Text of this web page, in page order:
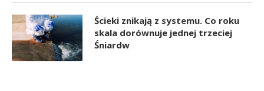
Ścieki znikają z systemu. Co roku
skala dorównuje jednej trzeciej
Śniardw